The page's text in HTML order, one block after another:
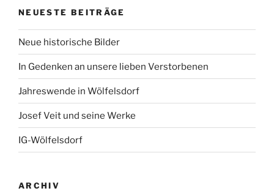
NEUESTE BEITRÄGE
Neue historische Bilder
In Gedenken an unsere lieben Verstorbenen
Jahreswende in Wölfelsdorf
Josef Veit und seine Werke
IG-Wölfelsdorf
ARCHIV